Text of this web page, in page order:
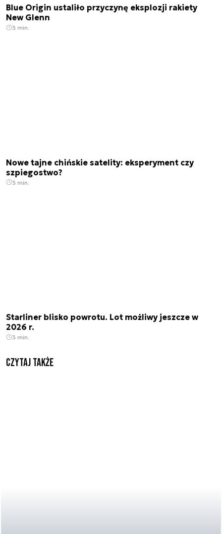
Blue Origin ustaliło przyczynę eksplozji rakiety
New Glenn
3 min.
Nowe tajne chińskie satelity: eksperyment czy
szpiegostwo?
3 min.
Starliner blisko powrotu. Lot możliwy jeszcze w
2026 r.
3 min.
Czytaj także